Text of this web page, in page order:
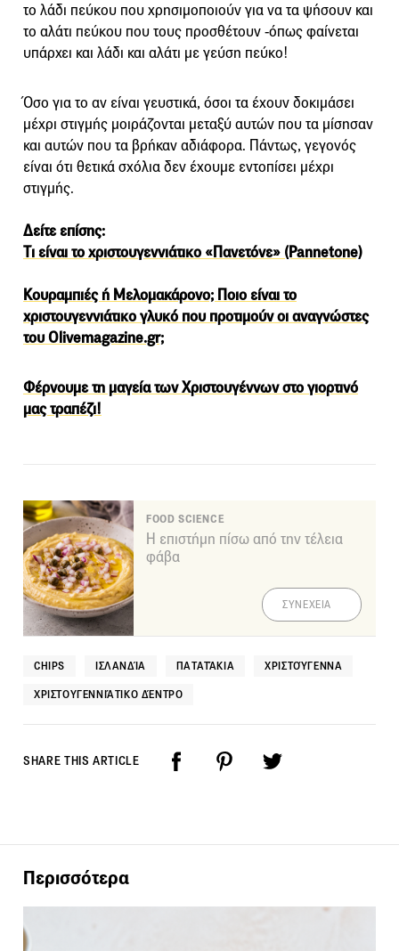
το λάδι πεύκου που χρησιμοποιούν για να τα ψήσουν και
το αλάτι πεύκου που τους προσθέτουν -όπως φαίνεται
υπάρχει και λάδι και αλάτι με γεύση πεύκο!
Όσο για το αν είναι γευστικά, όσοι τα έχουν δοκιμάσει
μέχρι στιγμής μοιράζονται μεταξύ αυτών που τα μίσησαν
και αυτών που τα βρήκαν αδιάφορα. Πάντως, γεγονός
είναι ότι θετικά σχόλια δεν έχουμε εντοπίσει μέχρι
στιγμής.
Δείτε επίσης:
Tι είναι το χριστουγεννιάτικο «Πανετόνε» (Pannetone)
Κουραμπιές ή Μελομακάρονο; Ποιο είναι το
χριστουγεννιάτικο γλυκό που προτιμούν οι αναγνώστες
του Olivemagazine.gr;
Φέρνουμε τη μαγεία των Χριστουγέννων στο γιορτινό
μας τραπέζι!
FOOD SCIENCE
Η επιστήμη πίσω από την τέλεια
φάβα
ΣΥΝΕΧΕΙΑ
CHIPS ΙΣΛΑΝΔΊΑ ΠΑΤΑΤΆΚΙΑ ΧΡΙΣΤΟΎΓΕΝΝΑ
ΧΡΙΣΤΟΥΓΕΝΝΙΆΤΙΚΟ ΔΈΝΤΡΟ
SHARE THIS ARTICLE
Περισσότερα